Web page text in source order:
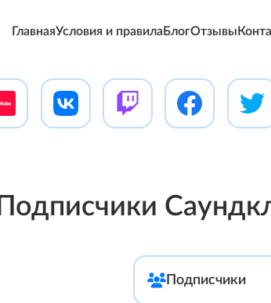
ГлавнаяУсловия и правилаБлогОтзывы
Подписчики
Подписчики